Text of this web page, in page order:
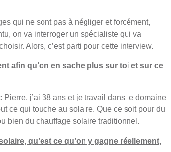
qui ne sont pas à négliger et forcément,
on va interroger un spécialiste qui va
Alors, c’est parti pour cette interview.
afin qu’on en sache plus sur toi et sur ce
Pierre, j’ai 38 ans et je travail dans le domaine
ce qui touche au solaire. Que ce soit pour du
bien du chauffage solaire traditionnel.
qu’est ce qu’on y gagne réellement,